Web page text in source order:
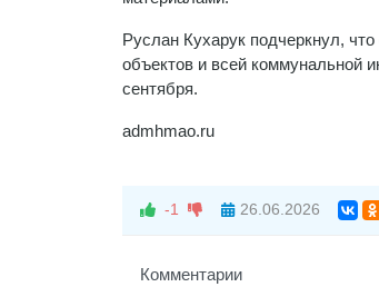
Руслан Кухарук подчеркнул,
объектов и всей коммунальной
сентября.
admhmao.ru
-1 26.06.2026
Комментарии